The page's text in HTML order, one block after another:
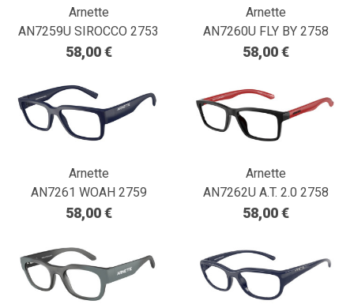
Arnette
AN7259U SIROCCO 2753
58,00 €
Arnette
AN7260U FLY BY 2758
58,00 €
Arnette
AN7261 WOAH 2759
58,00 €
Arnette
AN7262U A.T. 2.0 2758
58,00 €